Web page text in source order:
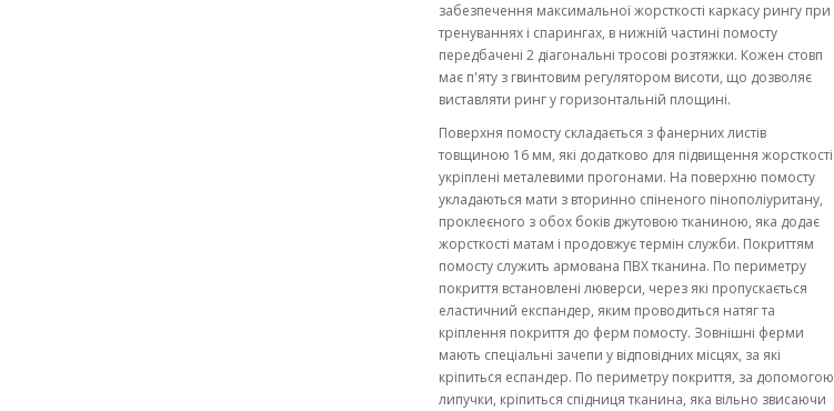
забезпечення максимальної жорсткості каркасу рингу при
тренуваннях і спарингах, в нижній частині помосту
передбачені 2 діагональні тросові розтяжки. Кожен стовп
має п'яту з гвинтовим регулятором висоти, що дозволяє
виставляти ринг у горизонтальній площині.
Поверхня помосту складається з фанерних листів
товщиною 16 мм, які додатково для підвищення жорсткості
укріплені металевими прогонами. На поверхню помосту
укладаються мати з вторинно спіненого пінополіуритану,
проклеєного з обох боків джутовою тканиною, яка додає
жорсткості матам і продовжує термін служби. Покриттям
помосту служить армована ПВХ тканина. По периметру
покриття встановлені люверси, через які пропускається
еластичний експандер, яким проводиться натяг та
кріплення покриття до ферм помосту. Зовнішні ферми
мають спеціальні зачепи у відповідних місцях, за які
кріпиться еспандер. По периметру покриття, за допомогою
липучки, кріпиться спідниця тканина, яка вільно звисаючи